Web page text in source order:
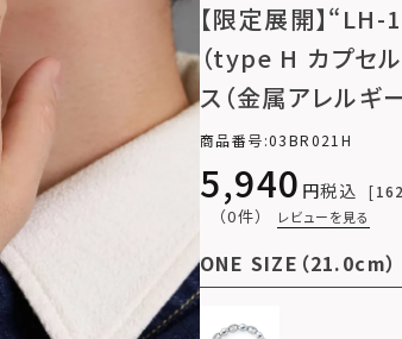
【限定展開】“LH-
（type H カプセ
ス（金属アレルギ
商品番号 03BR021H
5,940 税込 162
（0件） レビューを見る
ONE SIZE（21.0cm）